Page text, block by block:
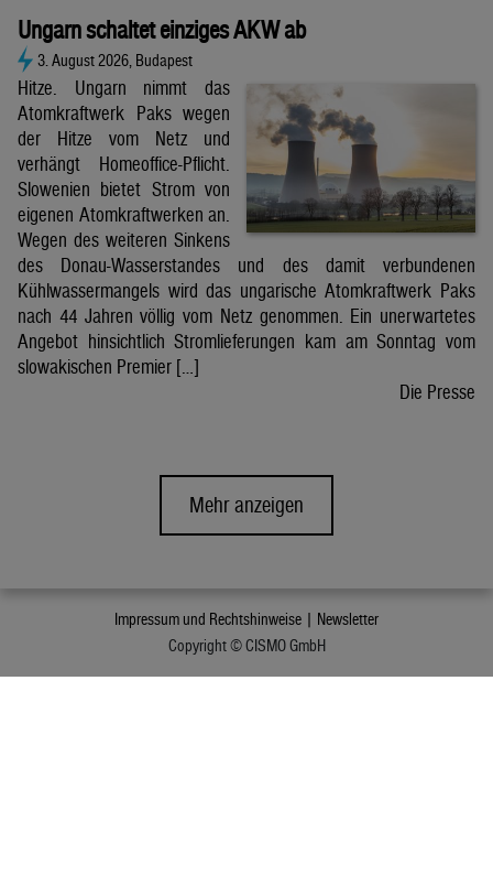
Ungarn schaltet einziges AKW ab
3. August 2026, Budapest
Hitze. Ungarn nimmt das
Atomkraftwerk Paks wegen
der Hitze vom Netz und
verhängt Homeoffice-Pflicht.
Slowenien bietet Strom von
eigenen Atomkraftwerken an.
Wegen des weiteren Sinkens
des Donau-Wasserstandes und des damit verbundenen
Kühlwassermangels wird das ungarische Atomkraftwerk Paks
nach 44 Jahren völlig vom Netz genommen. Ein unerwartetes
Angebot hinsichtlich Stromlieferungen kam am Sonntag vom
slowakischen Premier […]
Die Presse
Mehr anzeigen
Impressum und Rechtshinweise | Newsletter
Copyright © CISMO GmbH